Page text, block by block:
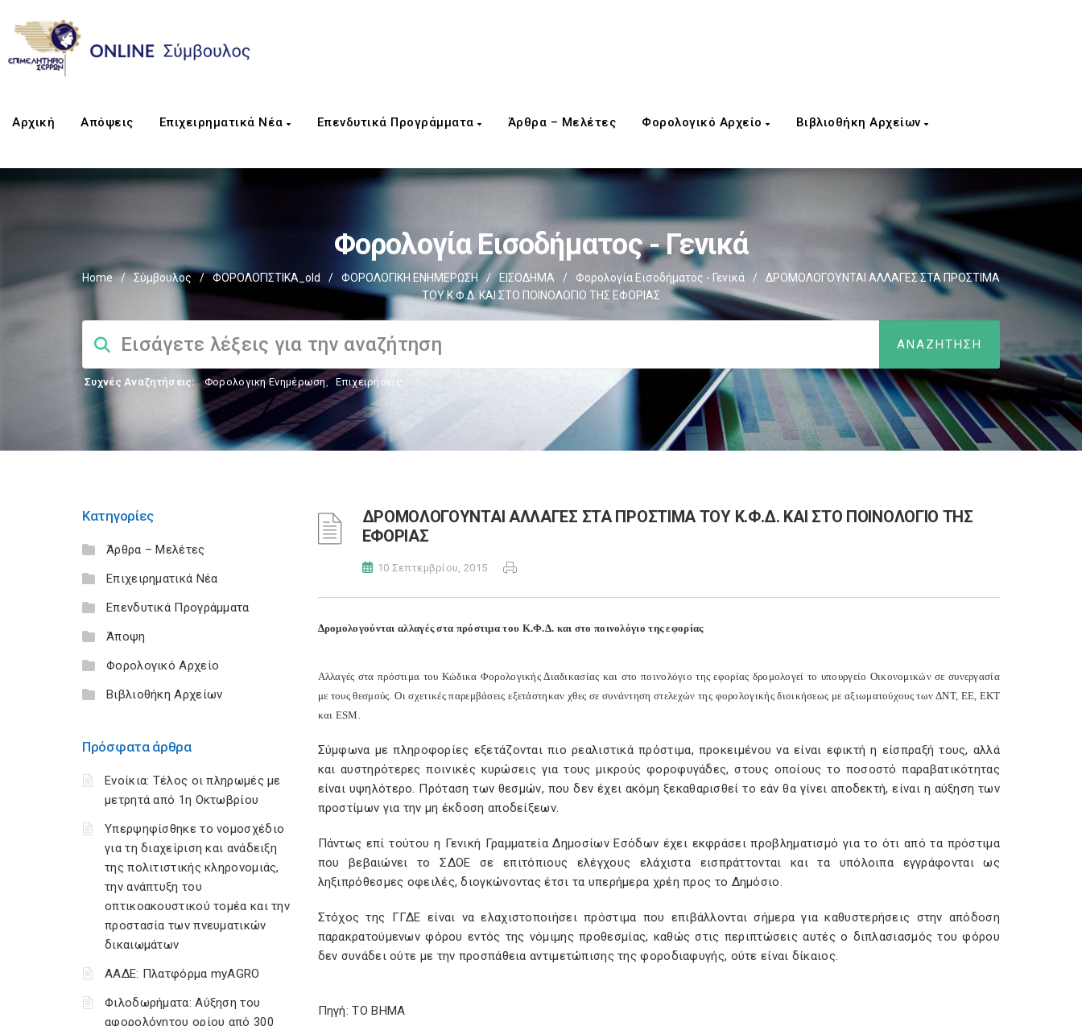
Αρχική Απόψεις Επιχειρηματικά Νέα Επενδυτικά Προγράμματα Άρθρα – Μελέτες Φορολογικό Αρχείο Βιβλιοθήκη Αρχείων
Φορολογία Εισοδήματος - Γενικά
Home / Σύμβουλος / ΦΟΡΟΛΟΓΙΣΤΙΚΑ_old / ΦΟΡΟΛΟΓΙΚΗ ΕΝΗΜΕΡΩΣΗ / ΕΙΣΟΔΗΜΑ / Φορολογία Εισοδήματος - Γενικά /
ΔΡΟΜΟΛΟΓΟΥΝΤΑΙ ΑΛΛΑΓΕΣ ΣΤΑ ΠΡΟΣΤΙΜΑ
ΤΟΥ Κ.Φ.Δ. ΚΑΙ ΣΤΟ ΠΟΙΝΟΛΟΓΙΟ ΤΗΣ ΕΦΟΡΙΑΣ
Συχνές Αναζητήσεις: Φορολογικη Ενημέρωση, Επιχειρήσεις
Κατηγορίες
Άρθρα – Μελέτες
Επιχειρηματικά Νέα
Επενδυτικά Προγράμματα
Άποψη
Φορολογικό Αρχείο
Βιβλιοθήκη Αρχείων
Πρόσφατα άρθρα
Ενοίκια: Τέλος οι πληρωμές με
μετρητά από 1η Οκτωβρίου
Υπερψηφίσθηκε το νομοσχέδιο
για τη διαχείριση και ανάδειξη
της πολιτιστικής κληρονομιάς,
την ανάπτυξη του
οπτικοακουστικού τομέα και την
προστασία των πνευματικών
δικαιωμάτων
ΑΑΔΕ: Πλατφόρμα myAGRO
Φιλοδωρήματα: Αύξηση του
αφορολόγητου ορίου από 300
ΔΡΟΜΟΛΟΓΟΥΝΤΑΙ ΑΛΛΑΓΕΣ ΣΤΑ ΠΡΟΣΤΙΜΑ ΤΟΥ Κ.Φ.Δ. ΚΑΙ ΣΤΟ ΠΟΙΝΟΛΟΓΙΟ ΤΗΣ
ΕΦΟΡΙΑΣ
10 Σεπτεμβρίου, 2015
Δρομολογούνται αλλαγές στα πρόστιμα του Κ.Φ.Δ. και στο ποινολόγιο της εφορίας
Αλλαγές στα πρόστιμα του Κώδικα Φορολογικής Διαδικασίας και στο ποινολόγιο της εφορίας δρομολογεί το υπουργείο Οικονομικών σε συνεργασία
με τους θεσμούς. Οι σχετικές παρεμβάσεις εξετάστηκαν χθες σε συνάντηση στελεχών της φορολογικής διοικήσεως με αξιωματούχους των ΔΝΤ, ΕΕ, ΕΚΤ
και ESM.
Σύμφωνα με πληροφορίες εξετάζονται πιο ρεαλιστικά πρόστιμα, προκειμένου να είναι εφικτή η είσπραξή τους, αλλά
και αυστηρότερες ποινικές κυρώσεις για τους μικρούς φοροφυγάδες, στους οποίους το ποσοστό παραβατικότητας
είναι υψηλότερο. Πρόταση των θεσμών, που δεν έχει ακόμη ξεκαθαρισθεί το εάν θα γίνει αποδεκτή, είναι η αύξηση των
προστίμων για την μη έκδοση αποδείξεων.
Πάντως επί τούτου η Γενική Γραμματεία Δημοσίων Εσόδων έχει εκφράσει προβληματισμό για το ότι από τα πρόστιμα
που βεβαιώνει το ΣΔΟΕ σε επιτόπιους ελέγχους ελάχιστα εισπράττονται και τα υπόλοιπα εγγράφονται ως
ληξιπρόθεσμες οφειλές, διογκώνοντας έτσι τα υπερήμερα χρέη προς το Δημόσιο.
Στόχος της ΓΓΔΕ είναι να ελαχιστοποιήσει πρόστιμα που επιβάλλονται σήμερα για καθυστερήσεις στην απόδοση
παρακρατούμενων φόρου εντός της νόμιμης προθεσμίας, καθώς στις περιπτώσεις αυτές ο διπλασιασμός του φόρου
δεν συνάδει ούτε με την προσπάθεια αντιμετώπισης της φοροδιαφυγής, ούτε είναι δίκαιος.
Πηγή: ΤΟ ΒΗΜΑ